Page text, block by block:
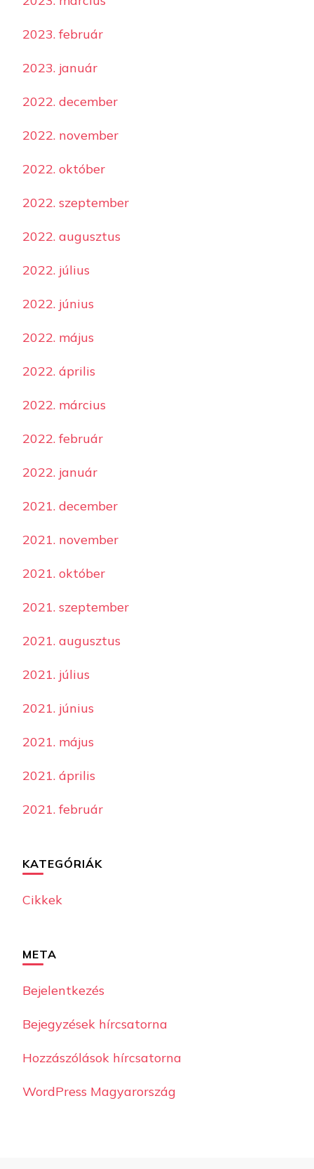
2023. február
2023. január
2022. december
2022. november
2022. október
2022. szeptember
2022. augusztus
2022. július
2022. június
2022. május
2022. április
2022. március
2022. február
2022. január
2021. december
2021. november
2021. október
2021. szeptember
2021. augusztus
2021. július
2021. június
2021. május
2021. április
2021. február
KATEGÓRIÁK
Cikkek
META
Bejelentkezés
Bejegyzések hírcsatorna
Hozzászólások hírcsatorna
WordPress Magyarország